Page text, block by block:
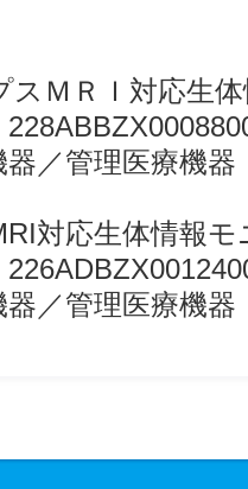
スＭＲＩ対応生
／管理医療機器
対応生体情報モ
／管理医療機器